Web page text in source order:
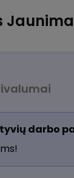
darbo